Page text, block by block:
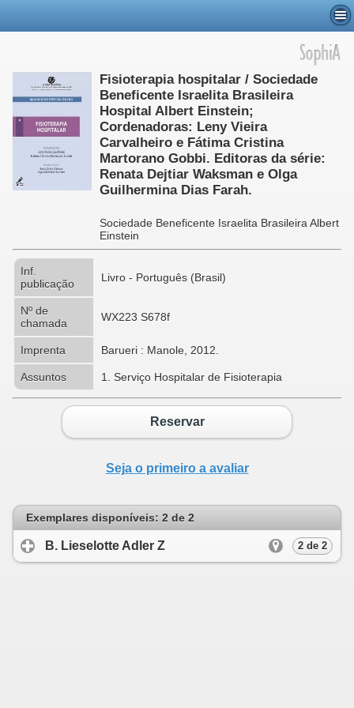
Fisioterapia hospitalar / Sociedade
Beneficente Israelita Brasileira
Hospital Albert Einstein;
Cordenadoras: Leny Vieira
Carvalheiro e Fátima Cristina
Martorano Gobbi. Editoras da série:
Renata Dejtiar Waksman e Olga
Guilhermina Dias Farah.
Sociedade Beneficente Israelita Brasileira Albert
Einstein
Inf.
publicação
Livro - Português (Brasil)
Nº de
chamada
WX223 S678f
Imprenta Barueri : Manole, 2012.
Assuntos 1. Serviço Hospitalar de Fisioterapia
Reservar
Seja o primeiro a avaliar
Exemplares disponíveis: 2 de 2
B. Lieselotte Adler Z 2 de 2
click to expand